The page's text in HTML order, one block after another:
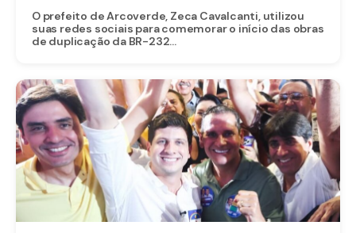
O prefeito de Arcoverde, Zeca Cavalcanti, utilizou
suas redes sociais para comemorar o início das obras
de duplicação da BR-232...